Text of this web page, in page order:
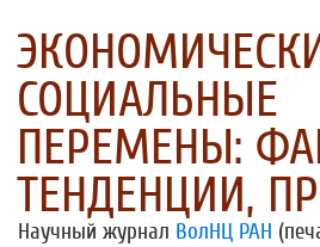
СОЦИАЛЬНЫЕ
ПЕРЕМЕНЫ:
ТЕНДЕНЦИИ,
Научный журнал ВолНЦ РАН